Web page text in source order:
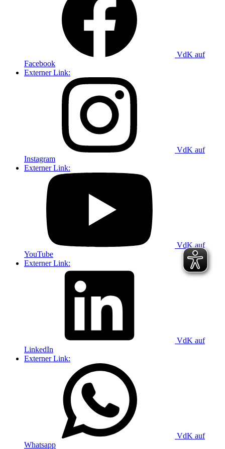
VdK auf
Facebook
Externer Link:
VdK auf
Instagram
Externer Link:
VdK auf
YouTube
Externer Link:
VdK auf
LinkedIn
Externer Link:
VdK auf
Whatsapp